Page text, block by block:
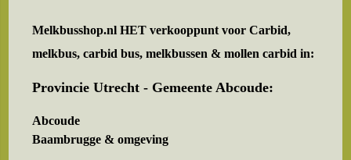
Melkbusshop.nl HET verkooppunt voorCarbid,
melkbus, carbid bus, melkbussen & mollen carbid in:
Provincie Utrecht - Gemeente Abcoude:
Abcoude
Baambrugge & omgeving